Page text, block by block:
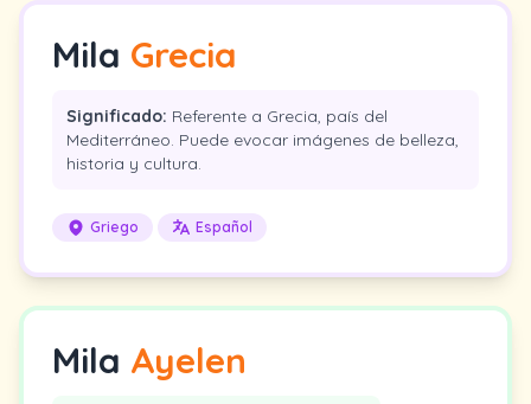
Mila Grecia
Significado: Referente a Grecia, país del
Mediterráneo. Puede evocar imágenes de belleza,
historia y cultura.
Griego Español
Mila Ayelen